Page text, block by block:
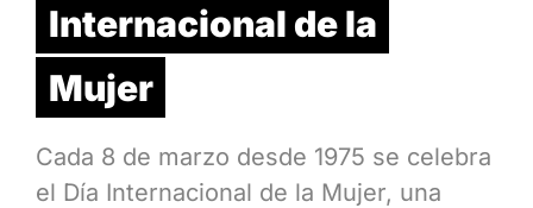
Internacional de la
Mujer
Cada 8 de marzo desde 1975 se celebra
el Día Internacional de la Mujer, una